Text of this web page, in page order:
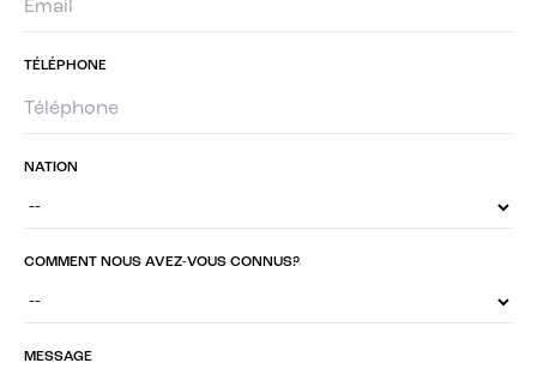
TÉLÉPHONE
NATION
COMMENT NOUS AVEZ-VOUS CONNUS?
MESSAGE